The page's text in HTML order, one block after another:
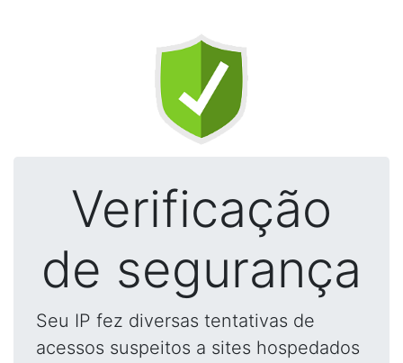
Verificação
de segurança
Seu IP fez diversas tentativas de
acessos suspeitos a sites hospedados